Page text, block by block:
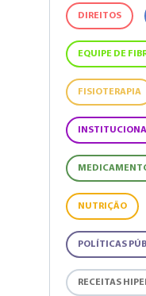
DIREITOS
EQUIPE DE
FISIOTERAPIA
NUTRIÇÃO
POLÍTICAS
RECEITAS